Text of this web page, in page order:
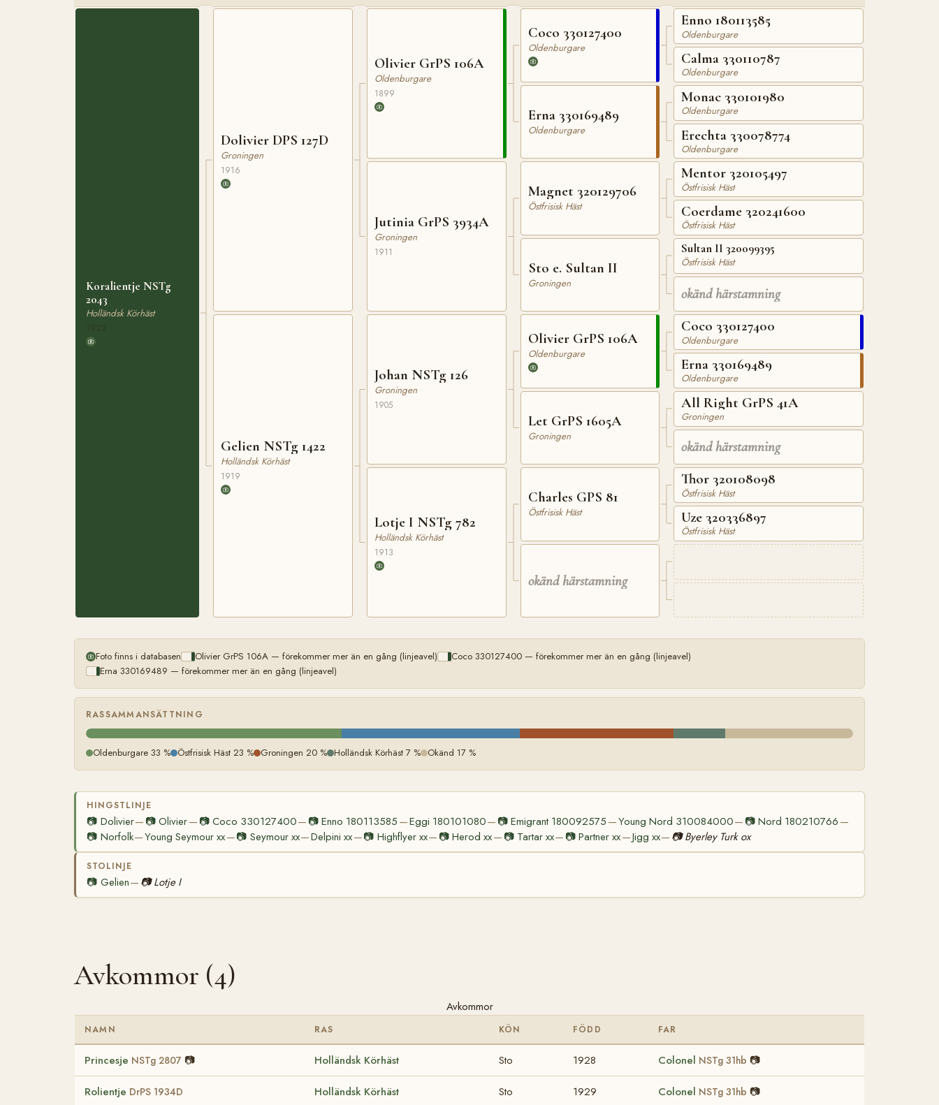
Koralientje NSTg
2043
Holländsk Körhäst
Dolivier DPS 127D
Groningen
1916
Gelien NSTg 1422
Holländsk Körhäst
1919
Olivier GrPS 106A
Oldenburgare
1899
Jutinia GrPS 3934A
Groningen
1911
Johan NSTg 126
Groningen
1905
Lotje I NSTg 782
Holländsk Körhäst
1913
Coco 330127400
Oldenburgare
Erna 330169489
Oldenburgare
Magnet 320129706
Östfrisisk Häst
Sto e. Sultan II
Groningen
Olivier GrPS 106A
Oldenburgare
Let GrPS 1605A
Groningen
Charles GPS 81
Östfrisisk Häst
okänd härstamning
Enno 180113585
Oldenburgare
Calma 330110787
Oldenburgare
Monac 330101980
Oldenburgare
Erechta 330078774
Oldenburgare
Mentor 320105497
Östfrisisk Häst
Coerdame 320241600
Östfrisisk Häst
Sultan II 320099395
Östfrisisk Häst
okänd härstamning
Coco 330127400
Oldenburgare
Erna 330169489
Oldenburgare
All Right GrPS 41A
Groningen
okänd härstamning
Thor 320108098
Östfrisisk Häst
Uze 320336897
Östfrisisk Häst
Foto finns i databasen Olivier GrPS 106A — förekommer mer än en gång (linjeavel)
Coco 330127400 — förekommer mer än en gång (linjeavel)
Erna 330169489 — förekommer mer än en gång (linjeavel)
RASSAMMANSÄTTNING
Oldenburgare 33 % Östfrisisk Häst 23 % Groningen 20 % Holländsk Körhäst 7 % Okänd 17 %
HINGSTLINJE
📷 Dolivier— 📷Olivier— 📷 Coco 330127400— 📷 Enno 180113585 —Eggi 180101080— 📷 Emigrant 180092575 —Young Nord 310084000— 📷 Nord 180210766 —
📷 Norfolk—Young Seymour xx—📷 Seymour xx—Delpini xx—📷 Highflyer xx— 📷Herod xx— 📷 Tartar xx— 📷 Partner xx—Jigg xx— 📷 Byerley Turk ox
STOLINJE
📷 Gelien— 📷 Lotje I
Avkommor (4)
Avkommor
NAMN RAS KÖN FÖDD FAR
Princesje NSTg 2807 📷 Holländsk Körhäst Sto 1928 Colonel NSTg 31hb 📷
Rolientje DrPS 1934D Holländsk Körhäst Sto 1929 Colonel NSTg 31hb 📷